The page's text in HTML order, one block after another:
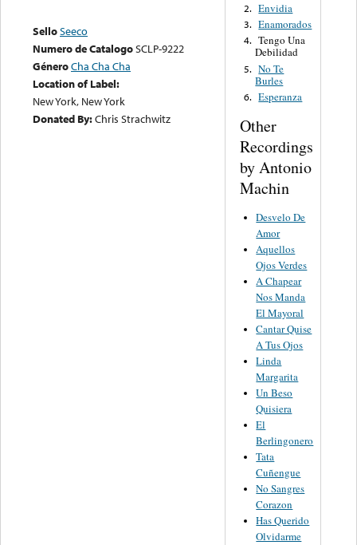
SelloSeeco
Numero de CatalogoSCLP-9222
GéneroCha Cha Cha
Location of Label:
New York, New York
Donated By:Chris Strachwitz
2. Envidia
3. Enamorados
4. Tengo Una
Debilidad
5. No Te
Burles
6. Esperanza
Other
Recordings
by Antonio
Machin
Desvelo De
Amor
Aquellos
Ojos Verdes
A Chapear
Nos Manda
El Mayoral
Cantar Quise
A Tus Ojos
Linda
Margarita
Un Beso
Quisiera
El
Berlingonero
Tata
Cuñengue
No Sangres
Corazon
Has Querido
Olvidarme